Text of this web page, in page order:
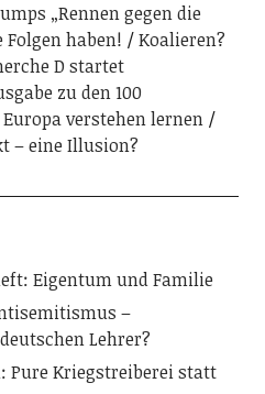
„Rennen gegen die
Folgen haben!
Koalieren?
D startet
zu den 100
Europa verstehen lernen
– eine Illusion?
Eigentum und Familie
–
Lehrer?
Pure Kriegstreiberei statt